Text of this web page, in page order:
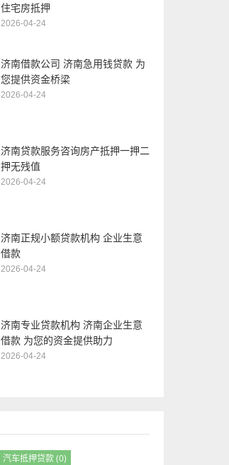
住宅房抵押
2026-04-24
济南借款公司 济南急用钱贷款 为
您提供资金桥梁
2026-04-24
济南贷款服务咨询房产抵押一押二
押无残值
2026-04-24
济南正规小额贷款机构 企业生意
借款
2026-04-24
济南专业贷款机构 济南企业生意
借款 为您的资金提供助力
2026-04-24
汽车抵押贷款(0)